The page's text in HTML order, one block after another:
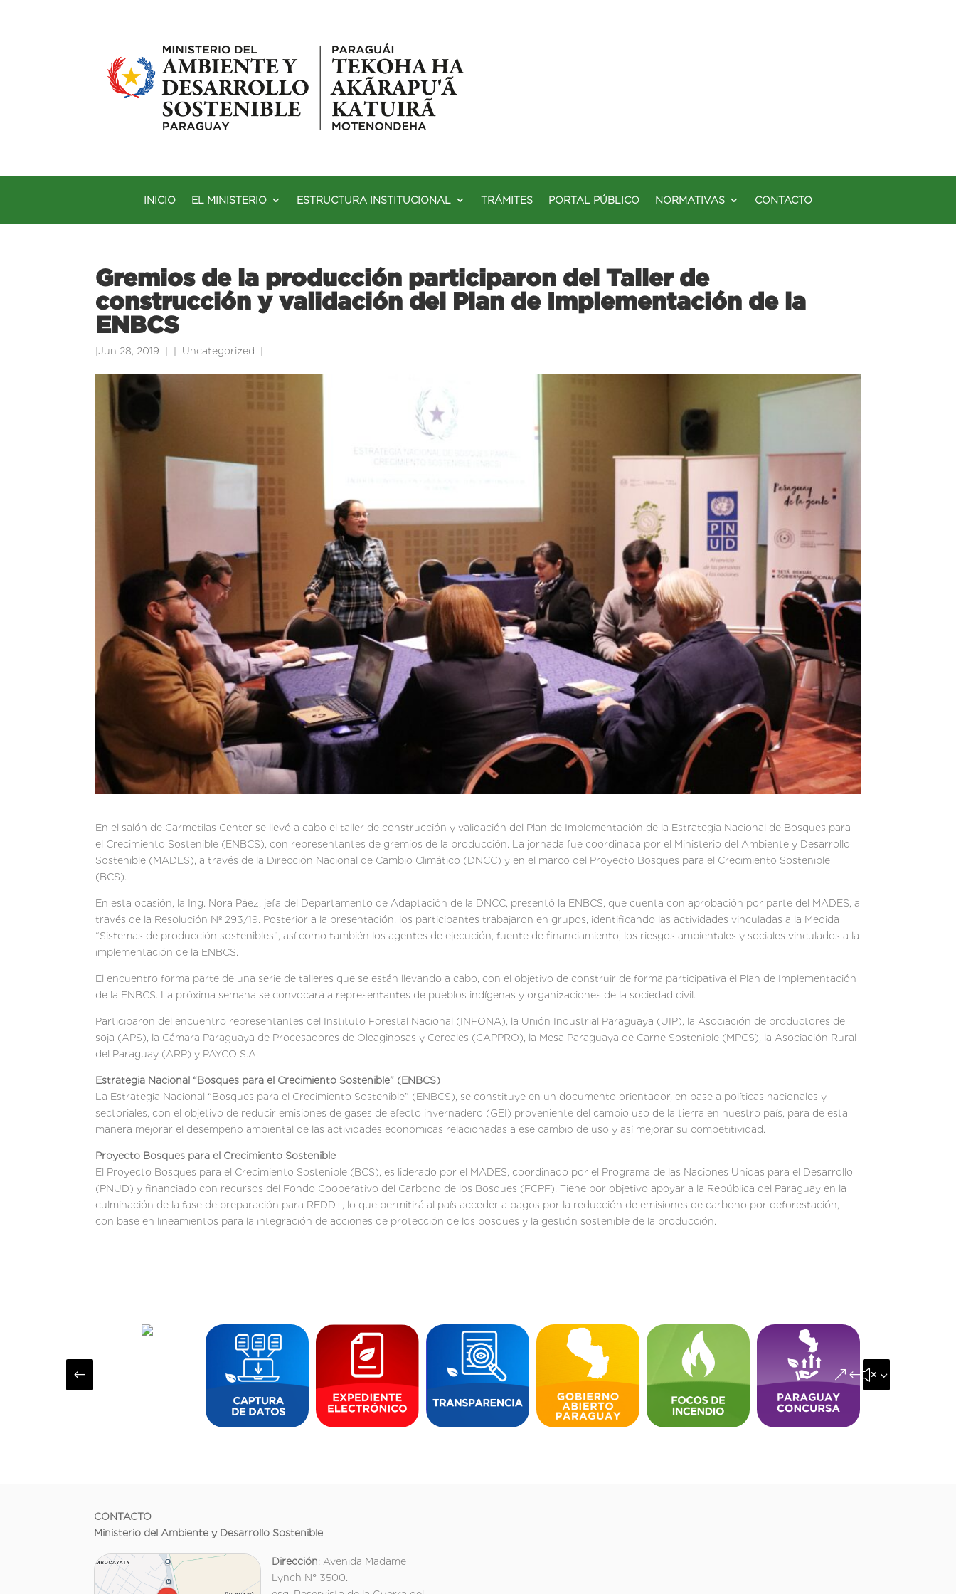
INICIO EL MINISTERIO ESTRUCTURA INSTITUCIONAL TRÁMITES PORTAL PÚBLICO NORMATIVAS CONTACTO
Gremios de la producción participaron del Taller de
construcción y validación del Plan de Implementación de la
ENBCS
|Jun 28, 2019 Uncategorized
En el salón de Carmetilas Center se llevó a cabo el taller de construcción y validación del Plan de Implementación de la Estrategia Nacional de Bosques para
el Crecimiento Sostenible (ENBCS), con representantes de gremios de la producción. La jornada fue coordinada por el Ministerio del Ambiente y Desarrollo
Sostenible (MADES), a través de la Dirección Nacional de Cambio Climático (DNCC) y en el marco del Proyecto Bosques para el Crecimiento Sostenible
(BCS).
En esta ocasión, la Ing. Nora Páez, jefa del Departamento de Adaptación de la DNCC, presentó la ENBCS, que cuenta con aprobación por parte del MADES, a
través de la Resolución Nº 293/19. Posterior a la presentación, los participantes trabajaron en grupos, identificando las actividades vinculadas a la Medida
“Sistemas de producción sostenibles”, así como también los agentes de ejecución, fuente de financiamiento, los riesgos ambientales y sociales vinculados a la
implementación de la ENBCS.
El encuentro forma parte de una serie de talleres que se están llevando a cabo, con el objetivo de construir de forma participativa el Plan de Implementación
de la ENBCS. La próxima semana se convocará a representantes de pueblos indígenas y organizaciones de la sociedad civil.
Participaron del encuentro representantes del Instituto Forestal Nacional (INFONA), la Unión Industrial Paraguaya (UIP), la Asociación de productores de
soja (APS), la Cámara Paraguaya de Procesadores de Oleaginosas y Cereales (CAPPRO), la Mesa Paraguaya de Carne Sostenible (MPCS), la Asociación Rural
del Paraguay (ARP) y PAYCO S.A.
Estrategia Nacional “Bosques para el Crecimiento Sostenible” (ENBCS)
La Estrategia Nacional “Bosques para el Crecimiento Sostenible” (ENBCS), se constituye en un documento orientador, en base a políticas nacionales y
sectoriales, con el objetivo de reducir emisiones de gases de efecto invernadero (GEI) proveniente del cambio uso de la tierra en nuestro país, para de esta
manera mejorar el desempeño ambiental de las actividades económicas relacionadas a ese cambio de uso y así mejorar su competitividad.
Proyecto Bosques para el Crecimiento Sostenible
El Proyecto Bosques para el Crecimiento Sostenible (BCS), es liderado por el MADES, coordinado por el Programa de las Naciones Unidas para el Desarrollo
(PNUD) y financiado con recursos del Fondo Cooperativo del Carbono de los Bosques (FCPF). Tiene por objetivo apoyar a la República del Paraguay en la
culminación de la fase de preparación para REDD+, lo que permitirá al país acceder a pagos por la reducción de emisiones de carbono por deforestación,
con base en lineamientos para la integración de acciones de protección de los bosques y la gestión sostenible de la producción.
# &#x35;
CONTACTO
Ministerio del Ambiente y Desarrollo Sostenible
Dirección: Avenida Madame
Lynch N° 3500.